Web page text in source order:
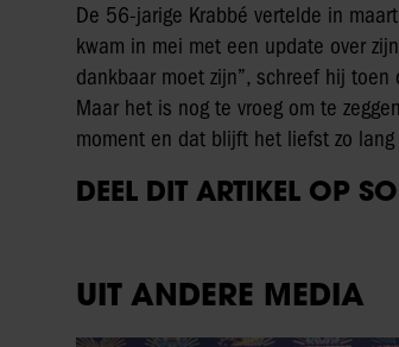
De 56-jarige Krabbé vertelde in
kwam in mei met een update over
dankbaar moet zijn”, schreef hij toen
Maar het is nog te vroeg om te
moment en dat blijft het liefst zo
DEEL DIT ARTIKEL OP
UIT ANDERE MEDIA